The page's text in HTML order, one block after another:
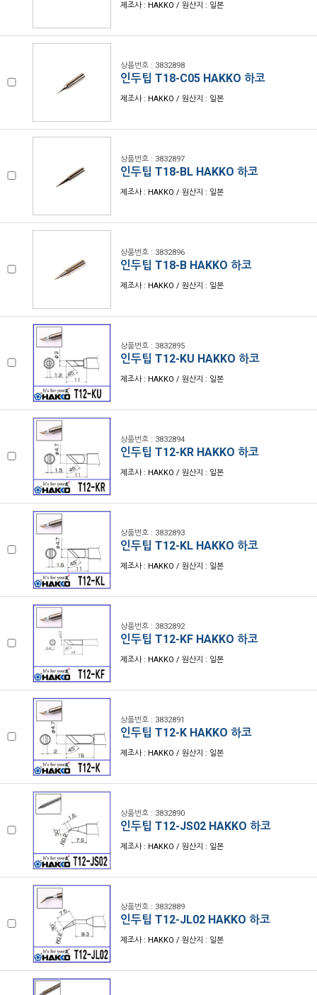
제조사 : HAKKO / 원산지 : 일본
상품번호 : 3832898
인두팁 T18-C05 HAKKO 하코
제조사 : HAKKO / 원산지 : 일본
상품번호 : 3832897
인두팁 T18-BL HAKKO 하코
제조사 : HAKKO / 원산지 : 일본
상품번호 : 3832896
인두팁 T18-B HAKKO 하코
제조사 : HAKKO / 원산지 : 일본
상품번호 : 3832895
인두팁 T12-KU HAKKO 하코
제조사 : HAKKO / 원산지 : 일본
상품번호 : 3832894
인두팁 T12-KR HAKKO 하코
제조사 : HAKKO / 원산지 : 일본
상품번호 : 3832893
인두팁 T12-KL HAKKO 하코
제조사 : HAKKO / 원산지 : 일본
상품번호 : 3832892
인두팁 T12-KF HAKKO 하코
제조사 : HAKKO / 원산지 : 일본
상품번호 : 3832891
인두팁 T12-K HAKKO 하코
제조사 : HAKKO / 원산지 : 일본
상품번호 : 3832890
인두팁 T12-JS02 HAKKO 하코
제조사 : HAKKO / 원산지 : 일본
상품번호 : 3832889
인두팁 T12-JL02 HAKKO 하코
제조사 : HAKKO / 원산지 : 일본